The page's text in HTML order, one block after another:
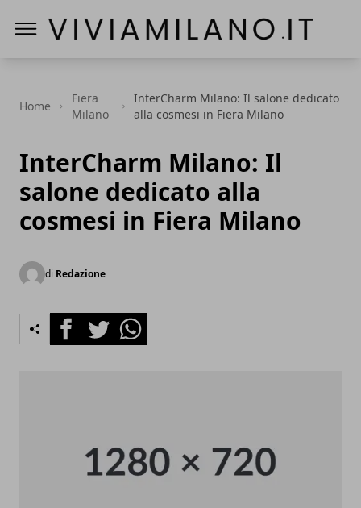
Home
Fiera
Milano
InterCharm Milano: Il salone dedicato
alla cosmesi in Fiera Milano
InterCharm Milano: Il
salone dedicato alla
cosmesi in Fiera Milano
di Redazione
FacebookTwitterWhatsapp